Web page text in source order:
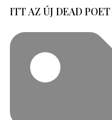
ITT AZ ÚJ DEAD